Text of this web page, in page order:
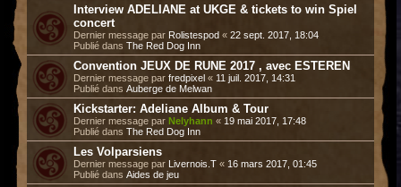
Interview ADELIANE at UKGE & tickets to win Spiel
concert
Dernier message par Rolistespod « 22 sept. 2017, 18:04
Publié dans The Red Dog Inn
Convention JEUX DE RUNE 2017 , avec ESTEREN
Dernier message par fredpixel « 11 juil. 2017, 14:31
Publié dans Auberge de Melwan
Kickstarter: Adeliane Album & Tour
Dernier message par Nelyhann « 19 mai 2017, 17:48
Publié dans The Red Dog Inn
Les Volparsiens
Dernier message par Livernois.T « 16 mars 2017, 01:45
Publié dans Aides de jeu